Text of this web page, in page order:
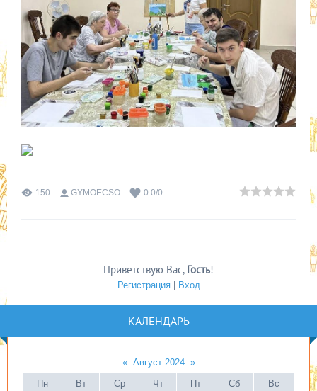
150 GYMOECSO 0.0/0
Приветствую Вас, Гость!
Регистрация| Вход
КАЛЕНДАРЬ
« Август 2024 »
Пн
Вт Ср Чт Пт Сб Вс